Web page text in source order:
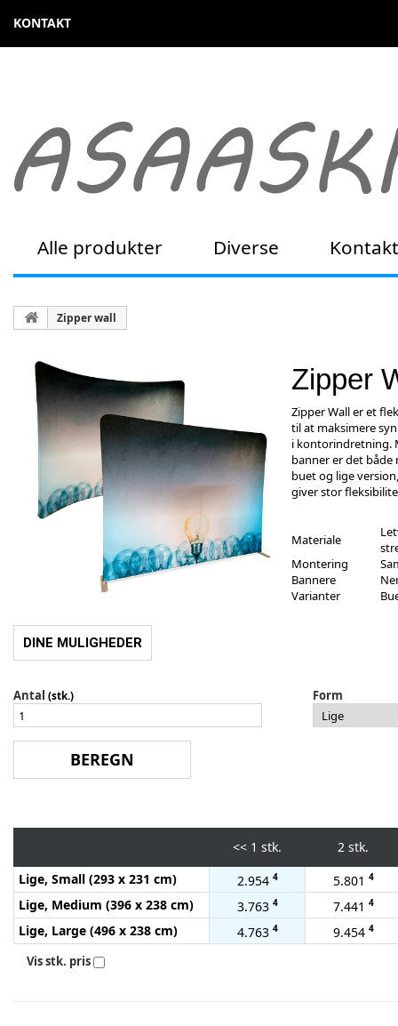
KONTAKT
Alle produkter Diverse
Zipper wall
Zipper
Zipper Wall er et
til at maksimere
i kontorindretning.
banner er det både
buet og lige
giver stor
Materiale
Montering
Bannere
Varianter
DINE MULIGHEDER
Antal (stk.) Form
<< 1 stk.
2 stk.
Lige, Small (293 x 231 cm)
2.954 4 5.801 4
Lige, Medium (396 x 238 cm) 3.763 4 7.441 4
Lige, Large (496 x 238 cm) 4.763 4 9.454 4
Vis stk. pris